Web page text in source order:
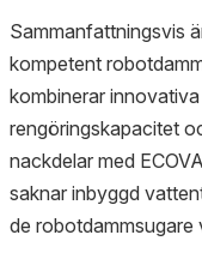
Sammanfattningsvis
kompetent
kombinerar
rengöringskapacitet
nackdelar med
saknar inbyggd
de robotdammsugare